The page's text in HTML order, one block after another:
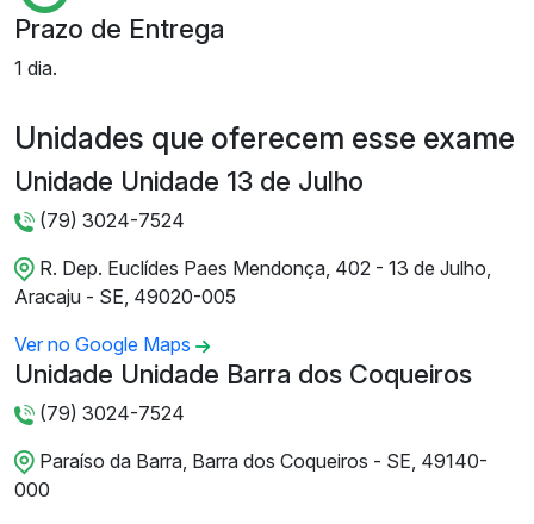
Prazo de Entrega
1 dia.
Unidades que oferecem esse exame
Unidade Unidade 13 de Julho
(79) 3024-7524
R. Dep. Euclídes Paes Mendonça, 402 - 13 de Julho,
Aracaju - SE, 49020-005
Ver no Google Maps
Unidade Unidade Barra dos Coqueiros
(79) 3024-7524
Paraíso da Barra, Barra dos Coqueiros - SE, 49140-
000